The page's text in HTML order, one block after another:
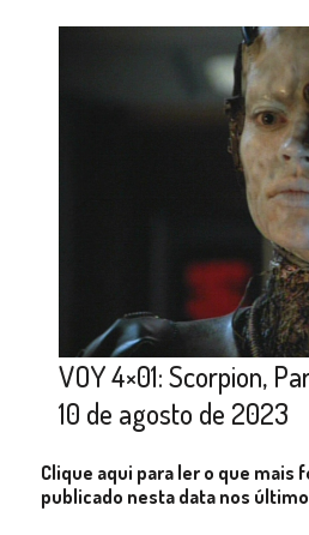
VOY 4×01: Scorpion,
10 de agosto de 2023
Clique aqui para ler o que mais
publicado nesta data nos